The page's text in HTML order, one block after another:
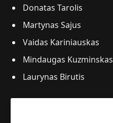
Donatas Tarolis
Martynas Sajus
Vaidas Kariniauskas
Mindaugas Kuzminskas
Laurynas Birutis